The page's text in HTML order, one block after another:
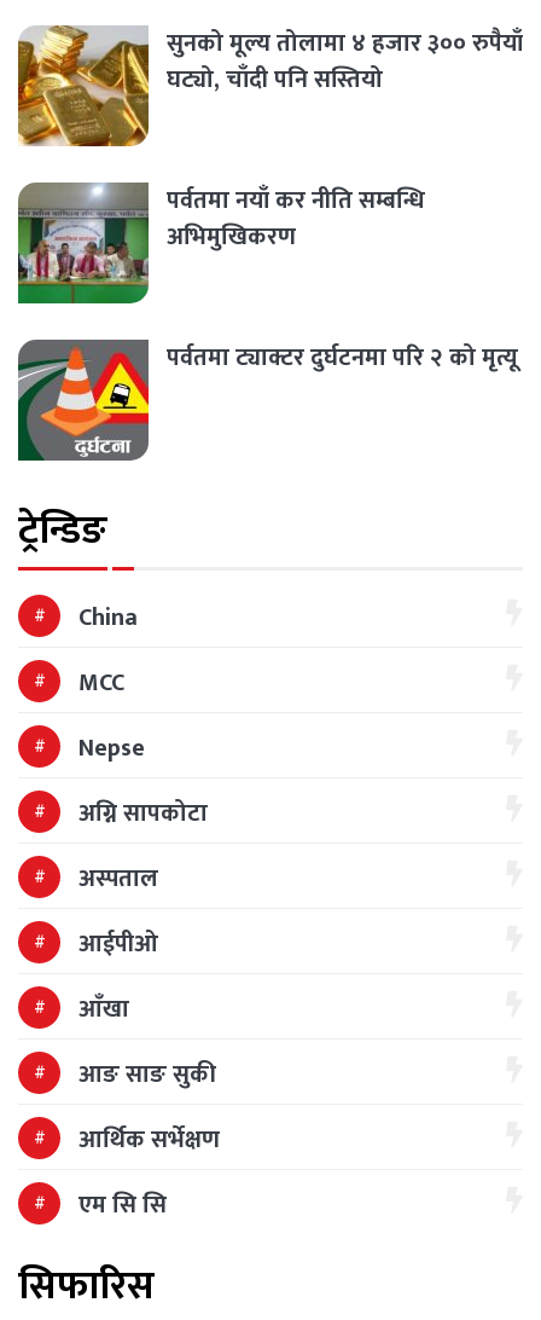
सुनको मूल्य तोलामा ४ हजार ३०० रुपैयाँ
घट्यो, चाँदी पनि सस्तियो
पर्वतमा नयाँ कर नीति सम्बन्धि
अभिमुखिकरण
पर्वतमा ट्याक्टर दुर्घटनमा परि २ को मृत्यू
ट्रेन्डिङ
China
MCC
Nepse
अग्नि सापकोटा
अस्पताल
आईपीओ
आँखा
आङ साङ सुकी
आर्थिक सर्भेक्षण
एम सि सि
सिफारिस